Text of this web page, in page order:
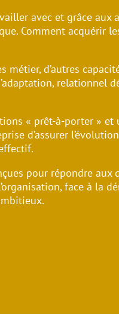
avec et grâce
Comment acquérir
métier, d’autres
relationnel
« prêt-à-porter » et
d’assurer
pour répondre aux
face à la